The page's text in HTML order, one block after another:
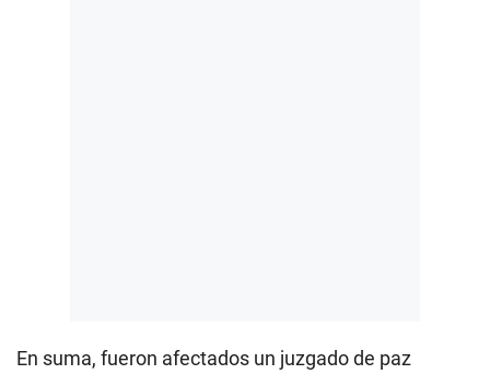
En suma, fueron afectados un juzgado de paz